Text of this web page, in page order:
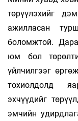
төрүүлэхийг
ажилласан
боломжтой.
юм бол
үйлчилгээг
тохиолдолд
эхчүүдийг
эмчийн